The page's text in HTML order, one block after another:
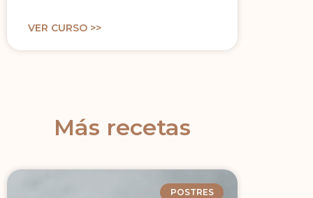
VER CURSO >>
Más recetas
POSTRES